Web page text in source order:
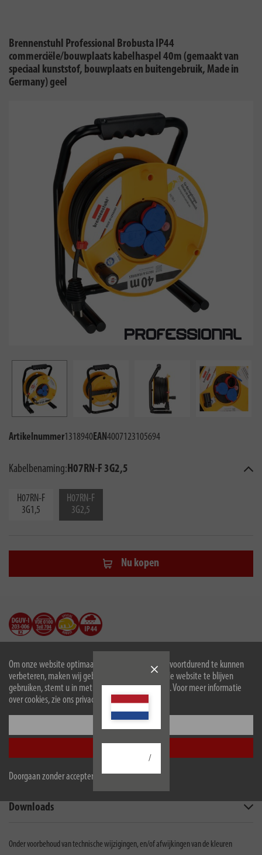
Om onze website optimaal voor u in te richten en voortdurend te kunnen
verbeteren, maken wij gebruik van cookies. Door de website te blijven
gebruiken, stemt u in met het gebruik van cookies. Voor meer informatie
over cookies, zie ons privacybeleid.
Doorgaan zonder accepteren
/
Brennenstuhl Professional Brobusta IP44
commerciële/bouwplaats kabelhaspel 40m (gemaakt van
speciaal kunststof, bouwplaats en buitengebruik, Made in
Germany) geel
Artikelnummer1318940EAN4007123105694
Kabelbenaming:H07RN-F 3G2,5
H07RN-F
3G1,5
H07RN-F
3G2,5
Nu kopen
Beschrijving
Omvang van de levering
Downloads
Onder voorbehoud van technische wijzigingen, en/of afwijkingen van de kleuren